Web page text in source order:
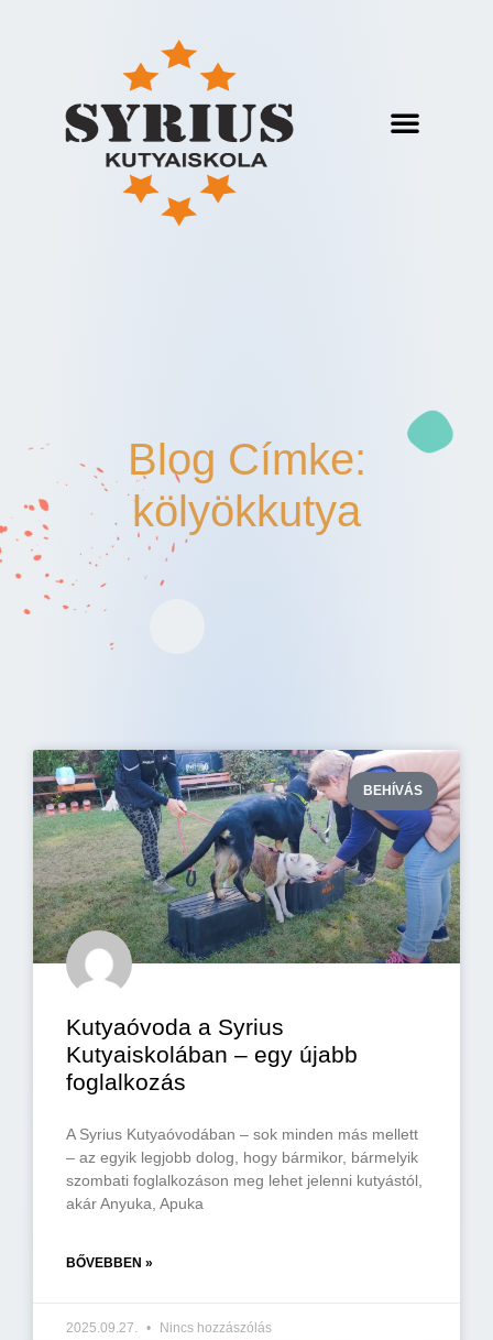
Blog Címke:
kölyökkutya
BEHÍVÁS
Kutyaóvoda a Syrius
Kutyaiskolában – egy újabb
foglalkozás
A Syrius Kutyaóvodában – sok minden más mellett
– az egyik legjobb dolog, hogy bármikor, bármelyik
szombati foglalkozáson meg lehet jelenni kutyástól,
akár Anyuka, Apuka
BŐVEBBEN »
2025.09.27. Nincs hozzászólás